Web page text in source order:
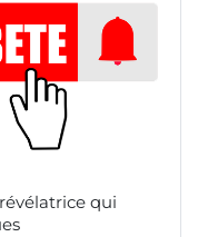
qui